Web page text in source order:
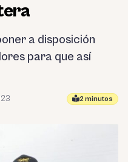
a disposición
para que así
2 minutos